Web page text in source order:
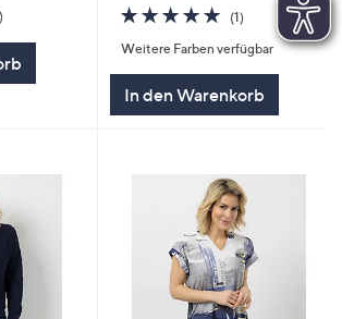
2
5.0
von
5
(1)1
Bewertungen
Weitere Farben verfügbar
In den Warenkorb